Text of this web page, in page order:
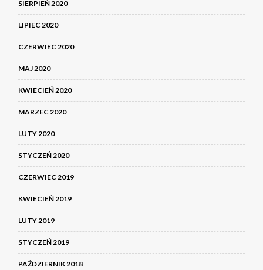
SIERPIEŃ 2020
LIPIEC 2020
CZERWIEC 2020
MAJ 2020
KWIECIEŃ 2020
MARZEC 2020
LUTY 2020
STYCZEŃ 2020
CZERWIEC 2019
KWIECIEŃ 2019
LUTY 2019
STYCZEŃ 2019
PAŹDZIERNIK 2018